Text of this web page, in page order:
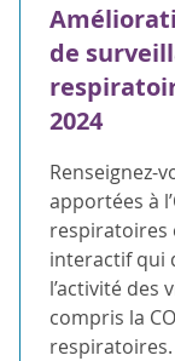
de
2024
Renseignez-
apportées à
respiratoires
interactif qui
l’activité des
compris la
respiratoires.